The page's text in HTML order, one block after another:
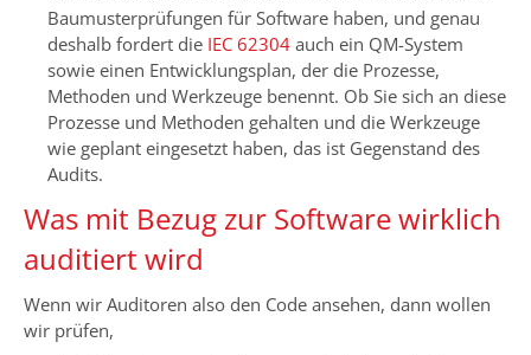
Baumusterprüfungen für Software haben, und genau
deshalb fordert die IEC 62304 auch ein QM-System
sowie einen Entwicklungsplan, der die Prozesse,
Methoden und Werkzeuge benennt. Ob Sie sich an diese
Prozesse und Methoden gehalten und die Werkzeuge
wie geplant eingesetzt haben, das ist Gegenstand des
Audits.
Was mit Bezug zur Software wirklich
auditiert wird
Wenn wir Auditoren also den Code ansehen, dann wollen
wir prüfen,